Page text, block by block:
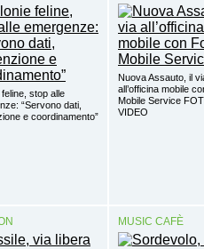
stop alle
“Servono dati,
e coordinamento”
Nuova Assauto, il
all’officina mobile
Mobile Service
VIDEO
MUSIC CAFÈ